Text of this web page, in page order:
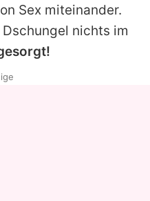
Sex miteinander.
nichts im